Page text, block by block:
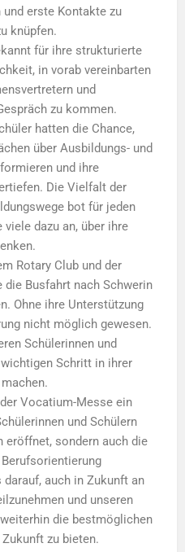
erste Kontakte zu
knüpfen.
für ihre strukturierte
in vorab vereinbarten
und
zu kommen.
hatten die Chance,
über Ausbildungs- und
und ihre
Die Vielfalt der
bot für jeden
dazu an, über ihre
Rotary Club und der
die Busfahrt nach Schwerin
Ohne ihre Unterstützung
nicht möglich gewesen.
Schülerinnen und
Schritt in ihrer
Vocatium-Messe ein
und Schülern
eröffnet, sondern auch die
auch in Zukunft an
und unseren
die bestmöglichen
zu bieten.